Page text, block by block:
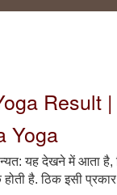
Result
Yoga
यह देखने में आता
है. ठिक इसी